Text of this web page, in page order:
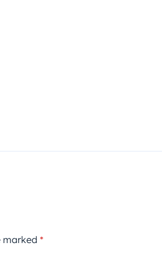
marked *